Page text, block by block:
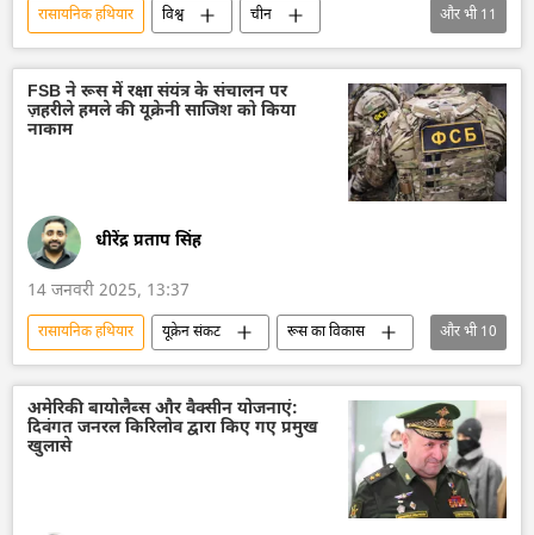
रासायनिक हथियार विश्व
चीन
विदेश मंत्रालय
परमाणु हथियार
परमाणु परीक्षण
परमाणु संयंत्र
परमाणु पनडुब्बी
और भी11
FSB ने रूस में रक्षा संयंत्र के संचालन पर
ज़हरीले हमले की यूक्रेनी साजिश को किया
नाकाम
धीरेंद्र प्रताप सिंह
14 जनवरी 2025, 13:37
रासायनिक हथियार यूक्रेन संकट
रूस का विकास
रूस
मास्को
यूक्रेन
यूक्रेन सशस्त्र बल
यूक्रेन का जवाबी हमला
यूक्रेन की सुरक्षा सेवा (SBU)
आतंकवादी
और भी10
अमेरिकी बायोलैब्स और वैक्सीन योजनाएं:
दिवंगत जनरल किरिलोव द्वारा किए गए प्रमुख
खुलासे